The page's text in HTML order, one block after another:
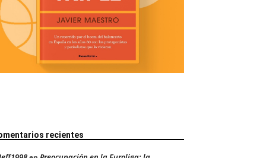
recientes